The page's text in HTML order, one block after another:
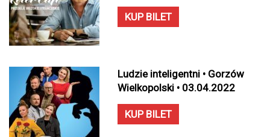
KUP BILET
Ludzie inteligentni • Gorzów
Wielkopolski • 03.04.2022
KUP BILET